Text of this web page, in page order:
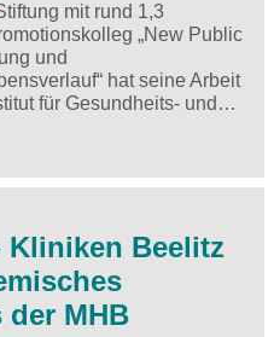
mit rund 1,3
„New Public
und
hat seine Arbeit
für Gesundheits- und…
Beelitz
der MHB